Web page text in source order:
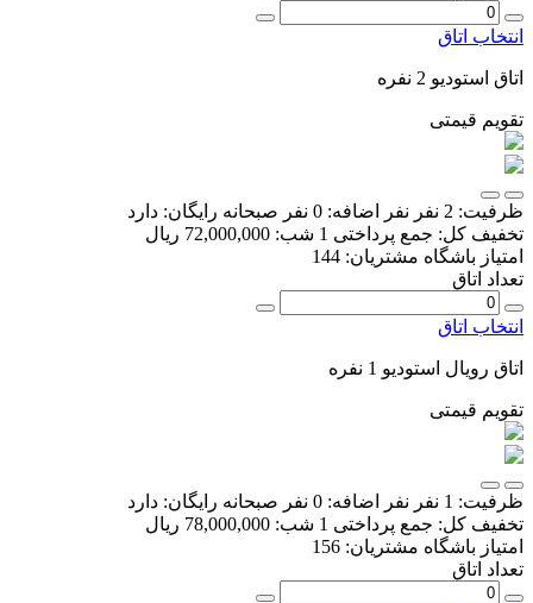
انتخاب اتاق
اتاق استودیو 2 نفره
تقویم قیمتی
ظرفیت: 2 نفر نفر اضافه: 0 نفر صبحانه رایگان: دارد
تخفیف کل: جمع پرداختی 1 شب:
72,000,000 ریال
امتیاز باشگاه مشتریان: 144
تعداد اتاق
انتخاب اتاق
اتاق رویال استودیو 1 نفره
تقویم قیمتی
ظرفیت: 1 نفر نفر اضافه: 0 نفر صبحانه رایگان: دارد
تخفیف کل: جمع پرداختی 1 شب:
78,000,000 ریال
امتیاز باشگاه مشتریان: 156
تعداد اتاق